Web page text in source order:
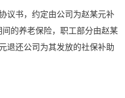
议书，约定由公司为赵某元补
的养老保险，职工部分由赵某
退还公司为其发放的社保补助